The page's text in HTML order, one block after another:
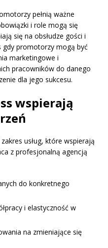
pełnią ważne
i role mogą się
się na obsłudze gości i
gdy promotorzy mogą być
marketingowe i
pracowników do danego
dla jego sukcesu.
wspierają
usług, które wspierają
z profesjonalną agencją
do konkretnego
i elastyczność w
na zmieniające się